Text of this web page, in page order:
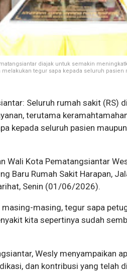
diajak untuk semakin
tegur sapa kepada seluruh
Seluruh rumah sakit (RS)
terutama
kepada seluruh pasien
Wali Kota Pematangsiantar
Baru Rumah Sakit Harapan,
Senin (01/06/2026).
masing, tegur sapa
kita sepertinya sudah
Wesly menyampaikan
dan kontribusi yang telah